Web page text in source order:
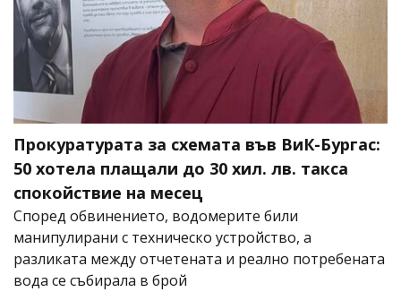
Прокуратурата за схемата във ВиК-Бургас:
50 хотела плащали до 30 хил. лв. такса
спокойствие на месец
Според обвинението, водомерите били
манипулирани с техническо устройство, а
разликата между отчетената и реално потребената
вода се събирала в брой